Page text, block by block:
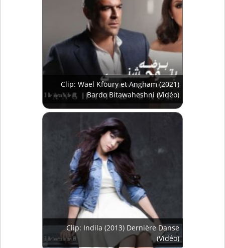
Clip: Wael Kfoury et Angham (2021)
Bardo Bitawaheshni (Vidéo)
Clip: Indila (2013) Dernière Danse
(Vidéo)